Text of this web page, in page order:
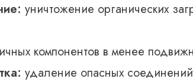
уничтожение органических
компонентов в менее
удаление опасных